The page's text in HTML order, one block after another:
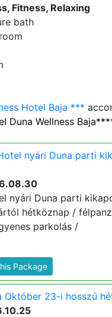
Fitness, Relaxing
bath
Hotel Baja ***
Duna Wellness
nyári Duna parti
nyári Duna parti
hétköznap /
parkolás /
Package
23-i hosszú